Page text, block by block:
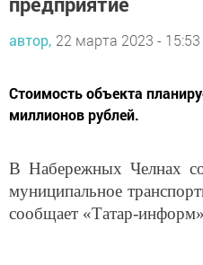
автор, 22 марта 2023 - 15:53
миллионов рублей.
муниципальное
сообщает «Татар-